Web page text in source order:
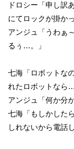
ドロシー「申し訳
にてロックが掛か
アンジュ「うわぁ
るぅ…。」
七海「ロボットな
れたロボットなら
アンジュ「何か分
七海「もしかした
しれないから電話